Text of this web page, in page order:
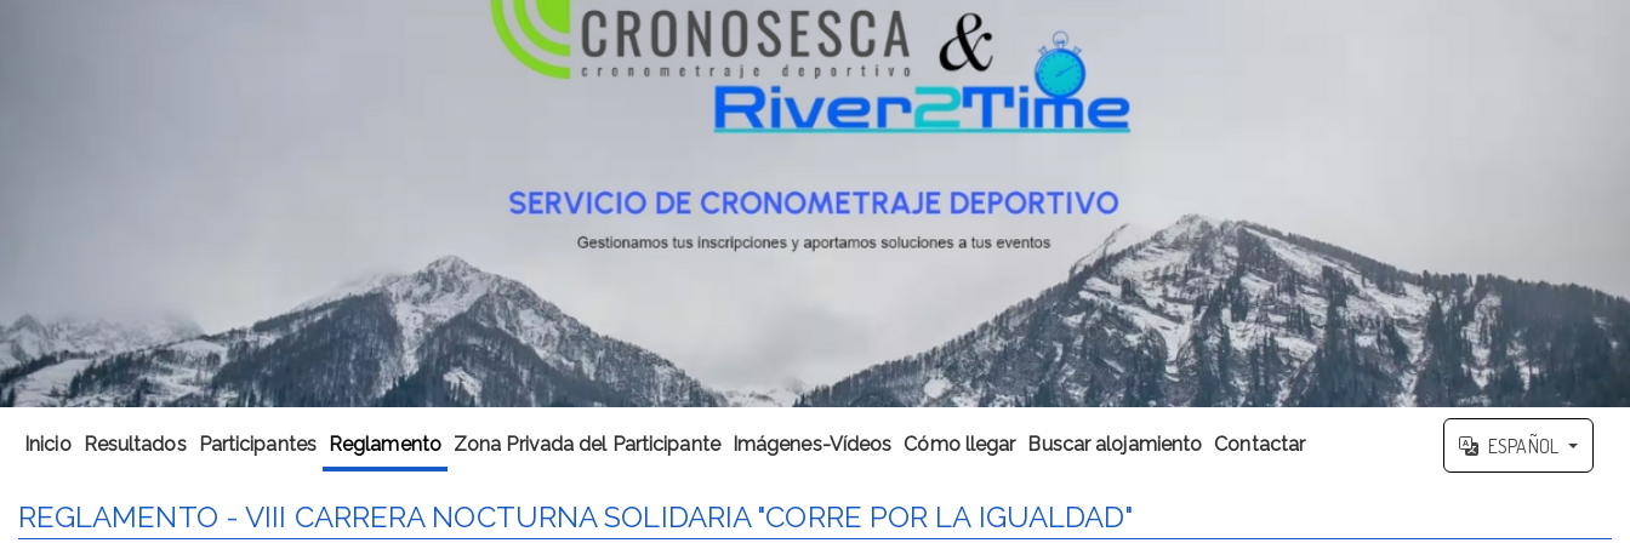
Inicio Resultados Participantes Reglamento Zona Privada del Participante Imágenes-Vídeos Cómo llegar Buscar alojamiento Contactar ESPAÑOL
REGLAMENTO - VIII CARRERA NOCTURNA SOLIDARIA "CORRE POR LA IGUALDAD"